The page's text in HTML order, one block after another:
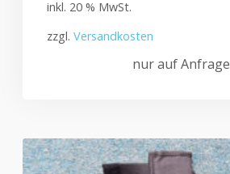
inkl. 20 % MwSt.
zzgl. Versandkosten
nur auf Anfrage